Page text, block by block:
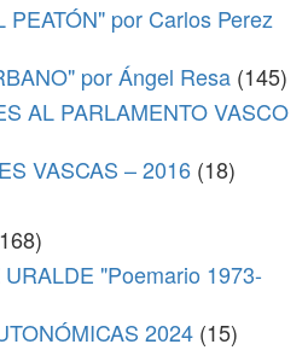
PEATÓN" por Carlos Perez
por Ángel Resa (145)
AL PARLAMENTO VASCO
VASCAS – 2016 (18)
"Poemario 1973-
2024 (15)